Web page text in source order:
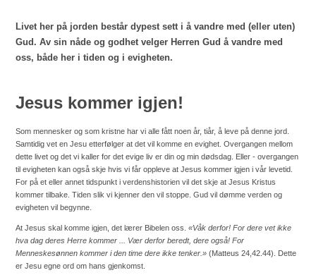
Livet her på jorden består dypest sett i å vandre med (eller uten)
Gud. Av sin nåde og godhet velger Herren Gud å vandre med
oss, både her i tiden og i evigheten.
Jesus kommer igjen!
Som mennesker og som kristne har vi alle fått noen år, tiår, å leve på denne jord.
Samtidig vet en Jesu etterfølger at det vil komme en evighet. Overgangen mellom
dette livet og det vi kaller for det evige liv er din og min dødsdag. Eller - overgangen
til evigheten kan også skje hvis vi får oppleve at Jesus kommer igjen i vår levetid.
For på et eller annet tidspunkt i verdenshistorien vil det skje at Jesus Kristus
kommer tilbake. Tiden slik vi kjenner den vil stoppe. Gud vil dømme verden og
evigheten vil begynne.
At Jesus skal komme igjen, det lærer Bibelen oss. «Våk derfor! For dere vet ikke
hva dag deres Herre kommer ... Vær derfor beredt, dere også! For
Menneskesønnen kommer i den time dere ikke tenker.» (Matteus 24,42.44). Dette
er Jesu egne ord om hans gjenkomst.